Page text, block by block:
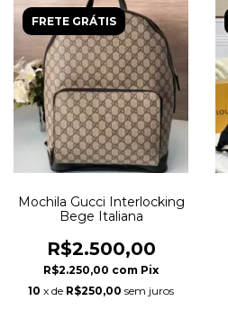
FRETE GRÁTIS
Mochila Gucci Interlocking
Bege Italiana
R$2.500,00
R$2.250,00 com Pix
10 x de R$250,00 sem juros